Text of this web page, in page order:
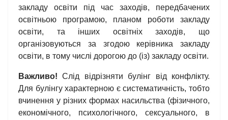
закладу освіти під час заходів, передбачених
освітньою програмою, планом роботи закладу
освіти, та інших освітніх заходів, що
організовуються за згодою керівника закладу
освіти, в тому числі дорогою до (із) закладу освіти.
Важливо! Слід відрізняти булінг від конфлікту.
Для булінгу характерною є систематичність, тобто
вчинення у різних формах насильства (фізичного,
економічного, психологічного, сексуального, в